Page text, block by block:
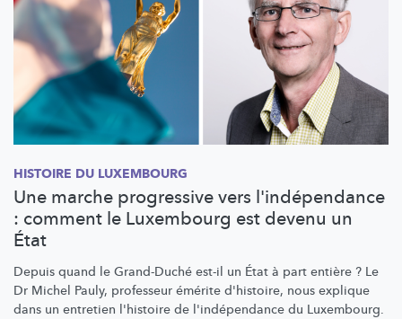
HISTOIRE DU LUXEMBOURG
Une marche progressive vers l'indépendance
: comment le Luxembourg est devenu un
État
Depuis quand le Grand-Duché est-il un État à part entière ? Le
Dr Michel Pauly, professeur émérite d'histoire, nous explique
dans un entretien l'histoire de l'indépendance du Luxembourg.